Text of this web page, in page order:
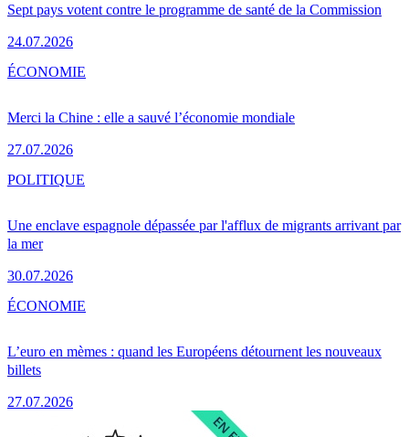
Sept pays votent contre le programme de santé de la Commission
24.07.2026
Merci la Chine : elle a sauvé l’économie mondiale
27.07.2026
ÉCONOMIE
Une enclave espagnole dépassée par l'afflux de migrants arrivant par
la mer
30.07.2026
POLITIQUE
L’euro en mèmes : quand les Européens détournent les nouveaux
billets
27.07.2026
ÉCONOMIE